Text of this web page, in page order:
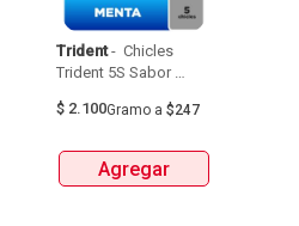
Trident - Chicles
Trident 5S Sabor
$ 2.100Gramo a $247
Agregar